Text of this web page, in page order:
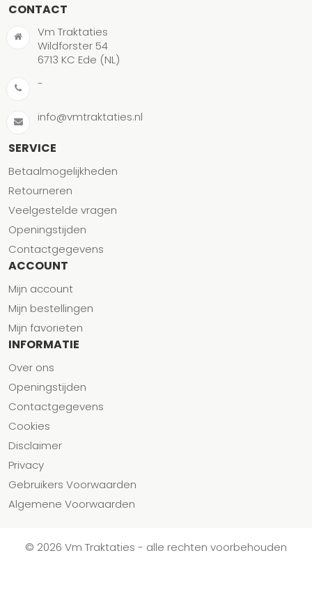
CONTACT
Vm Traktaties
Wildforster 54
6713 KC Ede (NL)
-
info@vmtraktaties.nl
SERVICE
Betaalmogelijkheden
Retourneren
Veelgestelde vragen
Openingstijden
Contactgegevens
ACCOUNT
Mijn account
Mijn bestellingen
Mijn favorieten
INFORMATIE
Over ons
Openingstijden
Contactgegevens
Cookies
Disclaimer
Privacy
Gebruikers Voorwaarden
Algemene Voorwaarden
© 2026 Vm Traktaties - alle rechten voorbehouden